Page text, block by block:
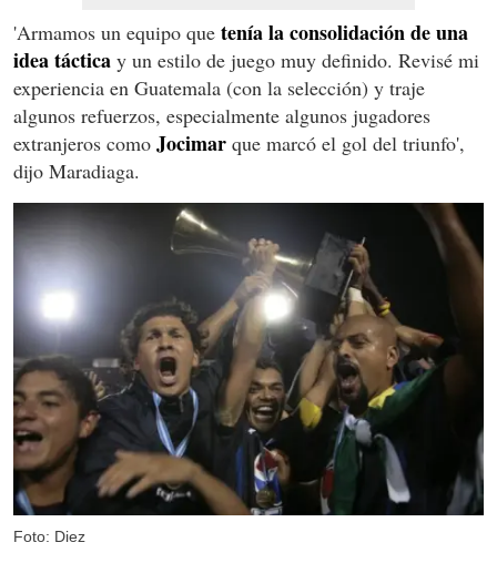
'Armamos un equipo que tenía la consolidación de una
idea táctica y un estilo de juego muy definido. Revisé mi
experiencia en Guatemala (con la selección) y traje
algunos refuerzos, especialmente algunos jugadores
extranjeros como Jocimar que marcó el gol del triunfo',
dijo Maradiaga.
Foto: Diez